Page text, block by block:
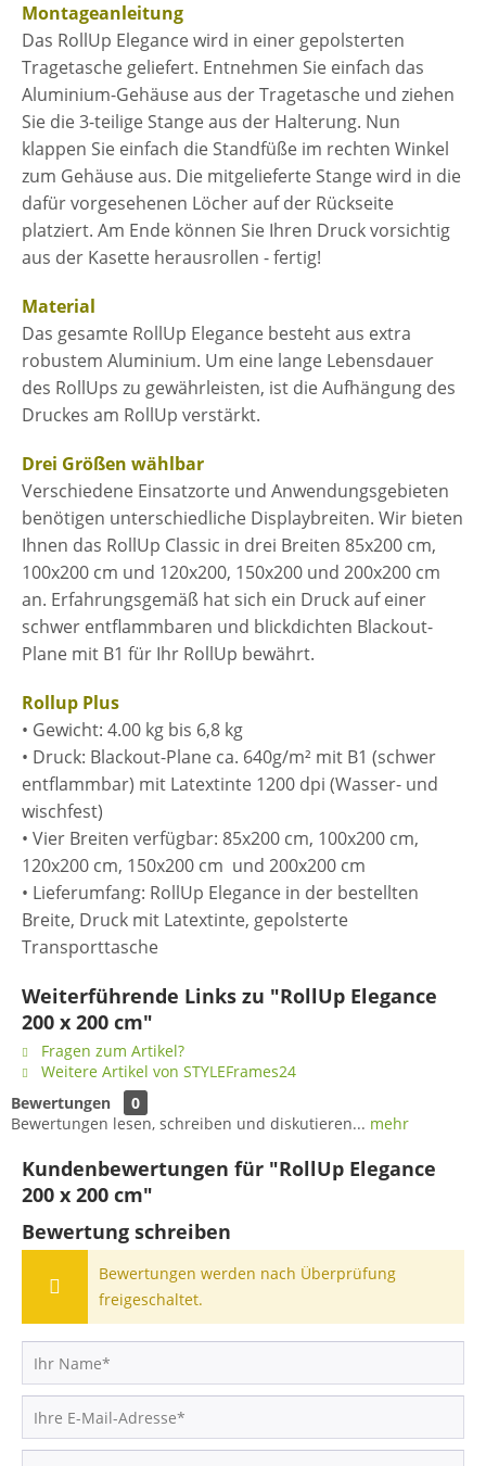
Montageanleitung
Das RollUp Elegance wird in einer gepolsterten
Tragetasche geliefert. Entnehmen Sie einfach das
Aluminium-Gehäuse aus der Tragetasche und ziehen
Sie die 3-teilige Stange aus der Halterung. Nun
klappen Sie einfach die Standfüße im rechten Winkel
zum Gehäuse aus. Die mitgelieferte Stange wird in die
dafür vorgesehenen Löcher auf der Rückseite
platziert. Am Ende können Sie Ihren Druck vorsichtig
aus der Kasette herausrollen - fertig!
Material
Das gesamte RollUp Elegance besteht aus extra
robustem Aluminium. Um eine lange Lebensdauer
des RollUps zu gewährleisten, ist die Aufhängung des
Druckes am RollUp verstärkt.
Drei Größen wählbar
Verschiedene Einsatzorte und Anwendungsgebieten
benötigen unterschiedliche Displaybreiten. Wir bieten
Ihnen das RollUp Classic in drei Breiten 85x200 cm,
100x200 cm und 120x200, 150x200 und 200x200 cm
an. Erfahrungsgemäß hat sich ein Druck auf einer
schwer entflammbaren und blickdichten Blackout-
Plane mit B1 für Ihr RollUp bewährt.
Rollup Plus
• Gewicht: 4.00 kg bis 6,8 kg
• Druck: Blackout-Plane ca. 640g/m² mit B1 (schwer
entflammbar) mit Latextinte 1200 dpi (Wasser- und
wischfest)
• Vier Breiten verfügbar: 85x200 cm, 100x200 cm,
120x200 cm, 150x200 cm und 200x200 cm
• Lieferumfang: RollUp Elegance in der bestellten
Breite, Druck mit Latextinte, gepolsterte
Transporttasche
Weiterführende Links zu "RollUp Elegance
200 x 200 cm"
Fragen zum Artikel?
Weitere Artikel von STYLEFrames24
Bewertungen
0
Bewertungen lesen, schreiben und diskutieren... mehr
Kundenbewertungen für "RollUp Elegance
200 x 200 cm"
Bewertung schreiben
Bewertungen werden nach Überprüfung
freigeschaltet.